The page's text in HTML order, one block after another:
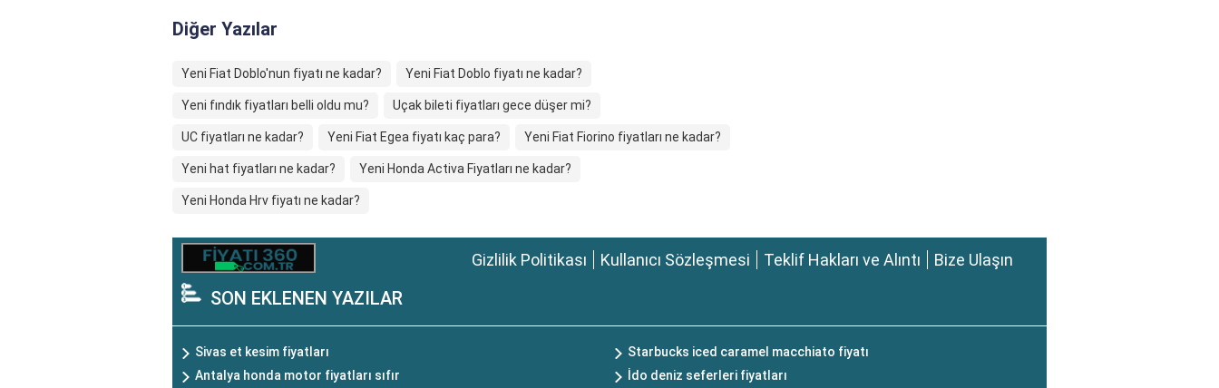
Diğer Yazılar
Yeni Fiat Doblo'nun fiyatı ne kadar? Yeni Fiat Doblo fiyatı ne kadar?
Yeni fındık fiyatları belli oldu mu? Uçak bileti fiyatları gece düşer mi?
UC fiyatları ne kadar? Yeni Fiat Egea fiyatı kaç para? Yeni Fiat Fiorino fiyatları ne kadar?
Yeni hat fiyatları ne kadar? Yeni Honda Activa Fiyatları ne kadar?
Yeni Honda Hrv fiyatı ne kadar?
Gizlilik Politikası Kullanıcı Sözleşmesi Teklif Hakları ve Alıntı Bize Ulaşın
SON EKLENEN YAZILAR
Sivas et kesim fiyatları
Starbucks iced caramel macchiato fiyatı
Antalya honda motor fiyatları sıfır
İdo deniz seferleri fiyatları